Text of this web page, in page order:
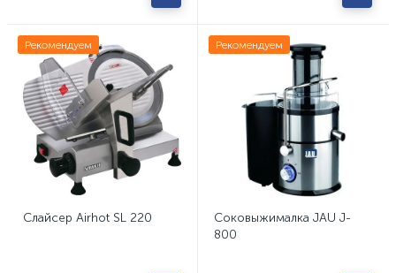
Рекомендуем
Слайсер Airhot SL 220
Рекомендуем
Соковыжималка JAU J-
800